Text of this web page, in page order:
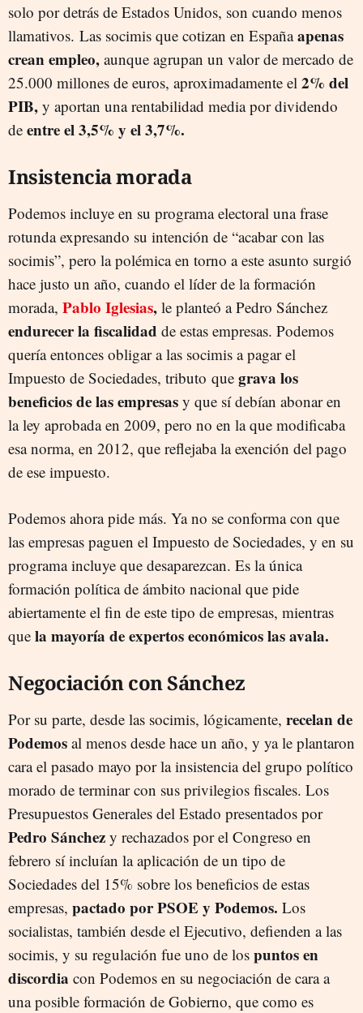
solo por detrás de Estados Unidos, son cuando menos
llamativos. Las socimis que cotizan en Españaapenas
crean empleo, aunque agrupan un valor de mercado de
25.000 millones de euros, aproximadamente el 2% del
PIB, y aportan una rentabilidad media por dividendo
de entre el 3,5% y el 3,7%.
Insistencia morada
Podemos incluye en su programa electoral una frase
rotunda expresando su intención de “acabar con las
socimis”, pero la polémica en torno a este asunto surgió
hace justo un año, cuando el líder de la formación
morada, Pablo Iglesias, le planteó a Pedro Sánchez
endurecer la fiscalidad de estas empresas. Podemos
quería entonces obligar a las socimis a pagar el
Impuesto de Sociedades, tributo que grava los
beneficios de las empresas y que sí debían abonar en
la ley aprobada en 2009, pero no en la que modificaba
esa norma, en 2012, que reflejaba la exención del pago
de ese impuesto.
Podemos ahora pide más. Ya no se conforma con que
las empresas paguen el Impuesto de Sociedades, y en su
programa incluye que desaparezcan. Es la única
formación política de ámbito nacional que pide
abiertamente el fin de este tipo de empresas, mientras
que la mayoría de expertos económicos las avala.
Negociación con Sánchez
Por su parte, desde las socimis, lógicamente, recelan de
Podemos al menos desde hace un año, y ya le plantaron
cara el pasado mayo por la insistencia del grupo político
morado de terminar con sus privilegios fiscales. Los
Presupuestos Generales del Estado presentados por
Pedro Sánchez y rechazados por el Congreso en
febrero sí incluían la aplicación de un tipo de
Sociedades del 15% sobre los beneficios de estas
empresas, pactado por PSOE y Podemos. Los
socialistas, también desde el Ejecutivo, defienden a las
socimis, y su regulación fue uno de los puntos en
discordia con Podemos en su negociación de cara a
una posible formación de Gobierno, que como es